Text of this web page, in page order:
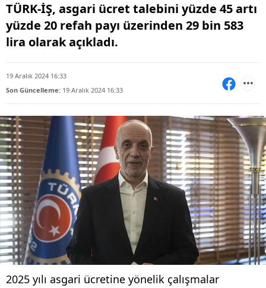
TÜRK-İŞ, asgari ücret talebini yüzde 45 artı
yüzde 20 refah payı üzerinden 29 bin 583
lira olarak açıkladı.
19 Aralık 2024 16:33
Son Güncelleme: 19 Aralık 2024 16:33
2025 yılı asgari ücretine yönelik çalışmalar